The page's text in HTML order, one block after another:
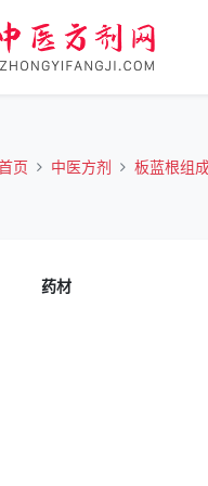
页 中医方剂 板蓝根组
药材